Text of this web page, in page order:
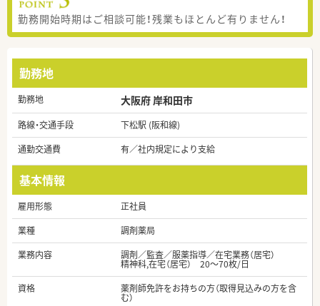
勤務開始時期はご相談可能！残業もほとんど有りません！
勤務地
勤務地 大阪府 岸和田市
路線・交通手段
下松駅 (阪和線)
通勤交通費
有／社内規定により支給
基本情報
雇用形態
正社員
業種
調剤薬局
業務内容
調剤／監査／服薬指導／在宅業務（居宅）
精神科,在宅（居宅） 20～70枚/日
資格
薬剤師免許をお持ちの方（取得見込みの方を含
む）